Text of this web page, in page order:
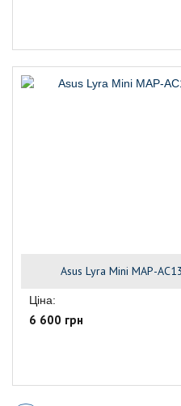
Asus Lyra Mini MAP-
Ціна:
6 600 грн